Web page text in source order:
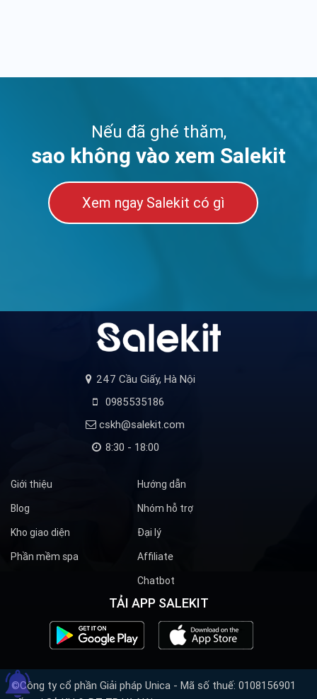
Nếu đã ghé thăm,
sao không vào xem Salekit
Xem ngay Salekit có gì
247 Cầu Giấy, Hà Nội
0985535186
cskh@salekit.com
8:30 - 18:00
Giới thiệu
Blog
Kho giao diện
Phần mềm spa
Hướng dẫn
Nhóm hỗ trợ
Đại lý
Affiliate
Chatbot
TẢI APP SALEKIT
©Công ty cổ phần Giải pháp Unica - Mã số thuế: 0108156901